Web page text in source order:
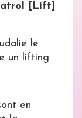
[Lift]
le
un lifting
en